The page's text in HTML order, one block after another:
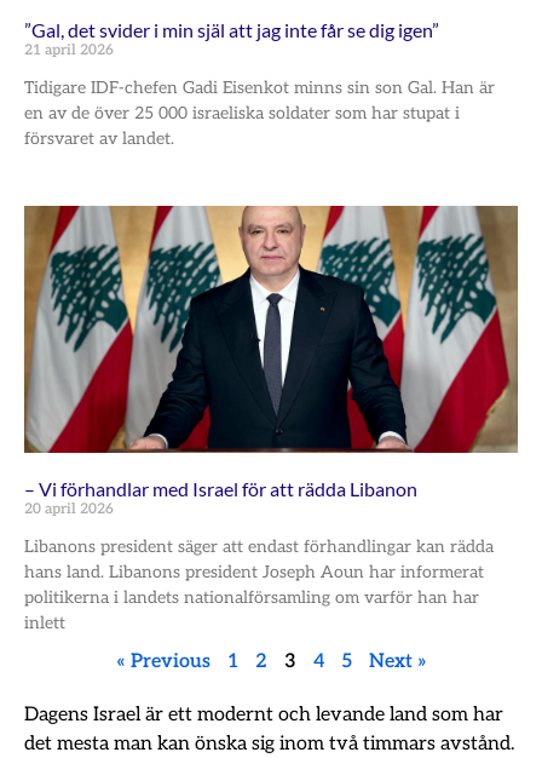
”Gal, det svider i min själ att jag inte får se dig igen”
21 april 2026
Tidigare IDF-chefen Gadi Eisenkot minns sin son Gal. Han är
en av de över 25 000 israeliska soldater som har stupat i
försvaret av landet.
– Vi förhandlar med Israel för att rädda Libanon
20 april 2026
Libanons president säger att endast förhandlingar kan rädda
hans land. Libanons president Joseph Aoun har informerat
politikerna i landets nationalförsamling om varför han har
inlett
« Previous 1 2 3 4 5 Next »
Dagens Israel är ett modernt och levande land som har
det mesta man kan önska sig inom två timmars avstånd.